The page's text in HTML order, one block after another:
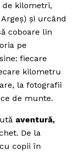
de kilometri,
și urcând
coboare lin
pe
fiecare
kilometru
la fotografii
de munte.
aventură,
De la
copii în